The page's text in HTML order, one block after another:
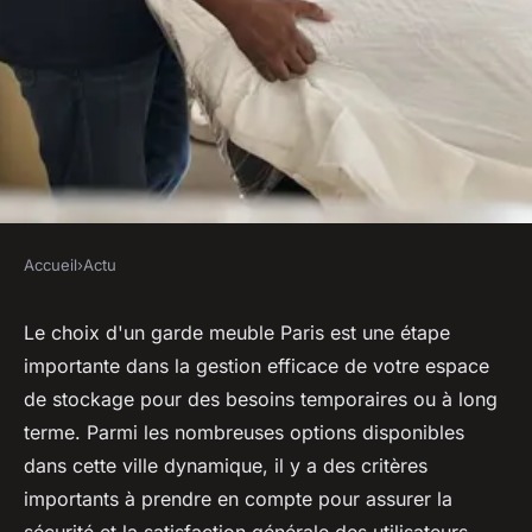
Les critères essentiels à
considérer lors du choix d'un
garde meuble à Paris
diane •17 novembre 2023•3 min de lecture
Accueil›Actu
Le choix d'un garde meuble Paris est une étape
importante dans la gestion efficace de votre espace
de stockage pour des besoins temporaires ou à long
terme. Parmi les nombreuses options disponibles
dans cette ville dynamique, il y a des critères
importants à prendre en compte pour assurer la